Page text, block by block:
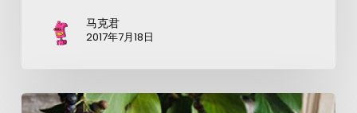
马克君
2017年7月18日